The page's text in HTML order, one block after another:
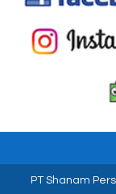
PT Shanam